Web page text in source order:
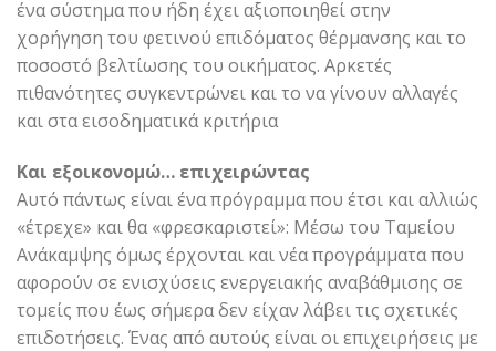
ένα σύστημα που ήδη έχει αξιοποιηθεί στην
χορήγηση του φετινού επιδόματος θέρμανσης και το
ποσοστό βελτίωσης του οικήματος. Αρκετές
πιθανότητες συγκεντρώνει και το να γίνουν αλλαγές
και στα εισοδηματικά κριτήρια
Και εξοικονομώ… επιχειρώντας
Αυτό πάντως είναι ένα πρόγραμμα που έτσι και αλλιώς
«έτρεχε» και θα «φρεσκαριστεί»: Μέσω του Ταμείου
Ανάκαμψης όμως έρχονται και νέα προγράμματα που
αφορούν σε ενισχύσεις ενεργειακής αναβάθμισης σε
τομείς που έως σήμερα δεν είχαν λάβει τις σχετικές
επιδοτήσεις. Ένας από αυτούς είναι οι επιχειρήσεις με